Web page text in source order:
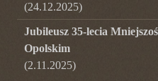
(24.12.2025)
Jubileusz 35-lecia
Opolskim
(2.11.2025)